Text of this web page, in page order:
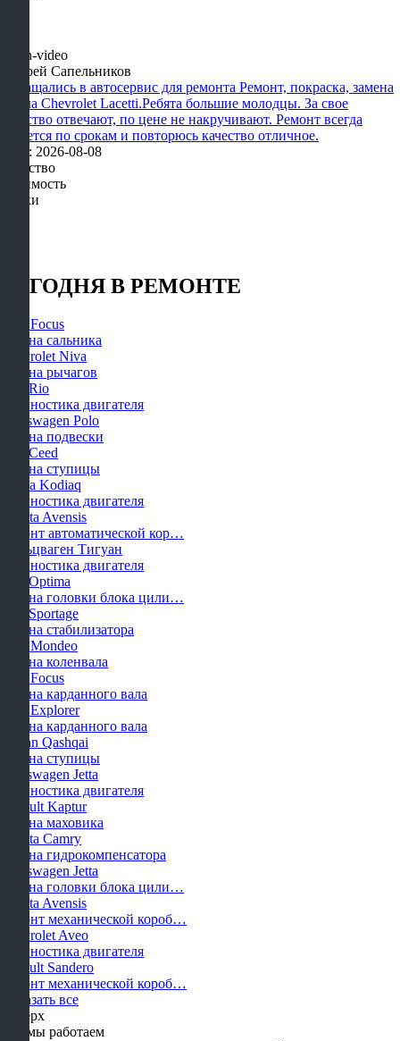
Андрей Сапельников
Обращались в автосервис для ремонта Ремонт, покраска, замена
крыла Chevrolet Lacetti.Ребята большие молодцы. За свое
качество отвечают, по цене не накручивают. Ремонт всегда
делается по срокам и повторюсь качество отличное.
Дата: 2026-08-08
Качество
Стоимость
Сроки
СЕГОДНЯ В РЕМОНТЕ
Ford Focus
Замена сальника
Chevrolet Niva
Замена рычагов
KIA Rio
Диагностика двигателя
Volkswagen Polo
Замена подвески
KIA Ceed
Замена ступицы
Skoda Kodiaq
Диагностика двигателя
Toyota Avensis
Ремонт автоматической кор…
Фольцваген Тигуан
Диагностика двигателя
KIA Optima
Замена головки блока цили…
KIA Sportage
Замена стабилизатора
Ford Mondeo
Замена коленвала
Ford Focus
Замена карданного вала
Ford Explorer
Замена карданного вала
Nissan Qashqai
Замена ступицы
Volkswagen Jetta
Диагностика двигателя
Renault Kaptur
Замена маховика
Toyota Camry
Замена гидрокомпенсатора
Volkswagen Jetta
Замена головки блока цили…
Toyota Avensis
Ремонт механической короб…
Chevrolet Aveo
Диагностика двигателя
Renault Sandero
Ремонт механической короб…
Показать все
Наверх
Как мы работаем